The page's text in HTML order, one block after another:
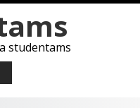
studentams